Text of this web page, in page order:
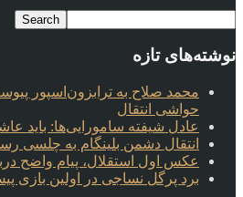
نوشته‌های تازه
محمد صلاح به ترابزون‌اسپور
حواشی انتقال
عادل شیفته سامورایی‌ها: باید
انتقال دشمن بلینگام به چلسی
عکس اول استقلال، پیام واضح
برد پرگل نساجی در اولین بازی